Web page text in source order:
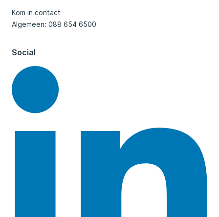
Kom in contact
Algemeen: 088 654 6500
Social